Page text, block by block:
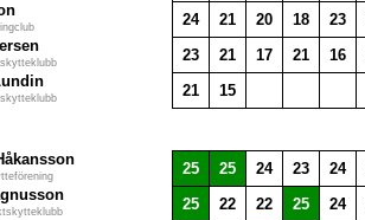
24 21 20 18 23
23 21 17 21 16
21 15
25 25 24 23 24
25 22 22 25 24